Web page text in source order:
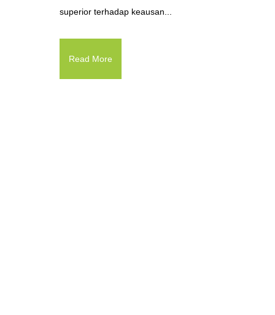
superior terhadap keausan...
Read More